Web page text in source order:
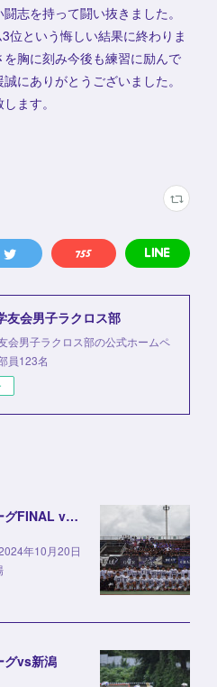
志を持って闘い抜きました。
位という悔しい結果に終わりま
胸に刻み今後も練習に励んで
にありがとうございました。
ます。
友会男子ラクロス部
会男子ラクロス部の公式ホームペ
員123名
【ゲームレポート】東北リーグFINAL vs岩手
年10月20日
グvs新潟